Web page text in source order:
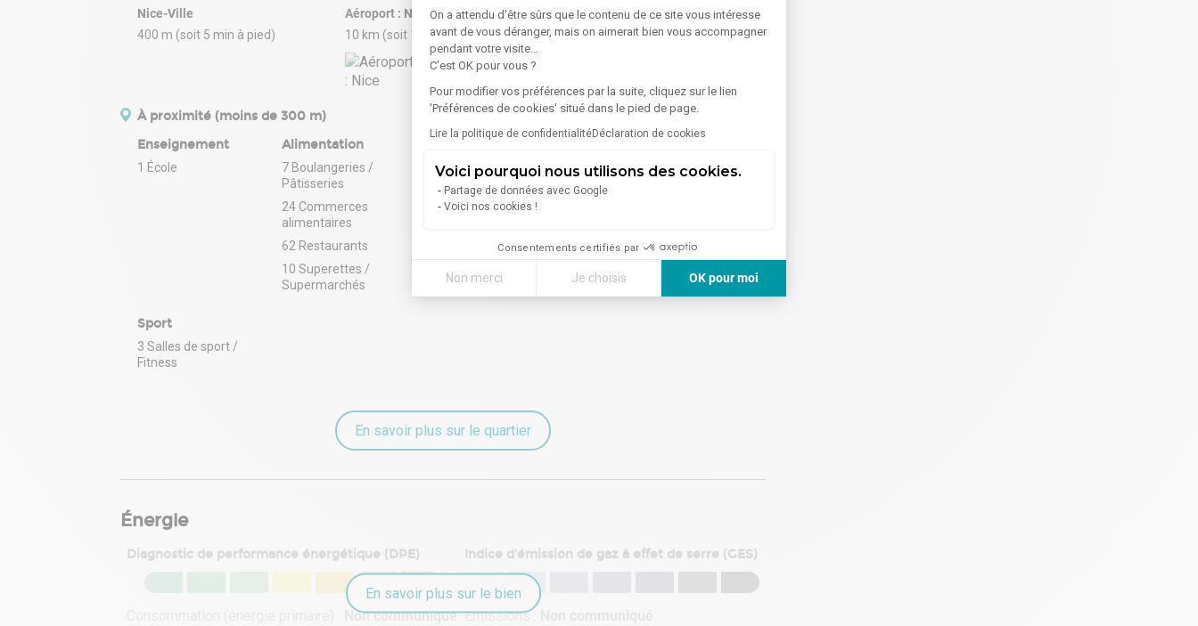
On a attendu d'être sûrs que le contenu de ce site vous intéresse
avant de vous déranger, mais on aimerait bien vous accompagner
pendant votre visite...
C'est OK pour vous ?
Pour modifier vos préférences par la suite, cliquez sur le lien
'Préférences de cookies' situé dans le pied de page.
Lire la politique de confidentialitéDéclaration de cookies
Voici pourquoi nous utilisons des cookies.
Partage de données avec Google
Voici nos cookies !
Consentements certifiés par
Non merci Je choisis OK pour moi
Nice-Ville
400 m (soit 5 min à pied)
Aéroport : Nice
10 km (soit 17 min en voiture)
À proximité (moins de 300 m)
Enseignement
1 École
Alimentation
7 Boulangeries /
Pâtisseries
24 Commerces
alimentaires
62 Restaurants
10 Superettes /
Supermarchés
9 Pharmacies /
Parapharmacies
2 Banques
Sport
3 Salles de sport /
Fitness
En savoir plus sur le quartier
Énergie
Diagnostic de performance énergétique (DPE)
Non communiqué
Indice d'émission de gaz à effet de serre (GES)
Émissions :
En savoir plus sur le bien